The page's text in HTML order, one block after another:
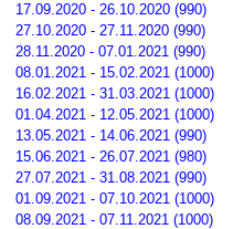
17.09.2020 - 26.10.2020 (990)
27.10.2020 - 27.11.2020 (990)
28.11.2020 - 07.01.2021 (990)
08.01.2021 - 15.02.2021 (1000)
16.02.2021 - 31.03.2021 (1000)
01.04.2021 - 12.05.2021 (1000)
13.05.2021 - 14.06.2021 (990)
15.06.2021 - 26.07.2021 (980)
27.07.2021 - 31.08.2021 (990)
01.09.2021 - 07.10.2021 (1000)
08.09.2021 - 07.11.2021 (1000)